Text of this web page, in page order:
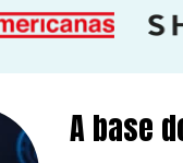
A base